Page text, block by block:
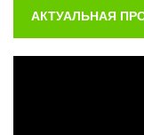
АКТУАЛЬНАЯ